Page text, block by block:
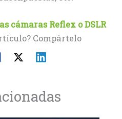
cámaras Reflex o DSLR
Compártelo